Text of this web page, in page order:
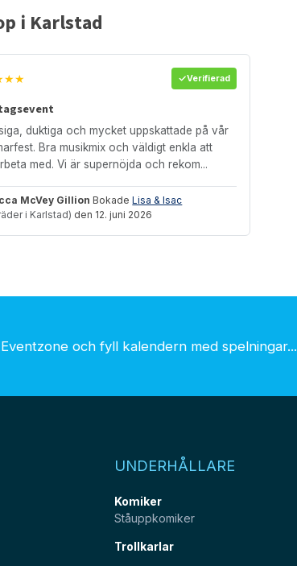
i Karlstad
Verifierad
duktiga och mycket uppskattade på vår
Bra musikmix och väldigt enkla att
med. Vi är supernöjda och rekom...
McVey Gillion BokadeLisa & Isac
i Karlstad) den 12. juni 2026
och fyll kalendern med spelningar...
UNDERHÅLLARE
Komiker
Ståuppkomiker
Trollkarlar